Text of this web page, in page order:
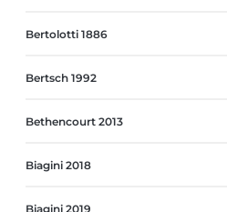
Bertolotti 1886
Bertsch 1992
Bethencourt 2013
Biagini 2018
Biagini 2019